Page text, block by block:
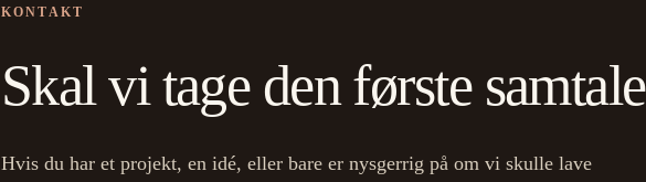
KONTAKT
Skal vi tage den første
Hvis du har et projekt, en idé, eller bare er nysgerrig på om vi skulle lave